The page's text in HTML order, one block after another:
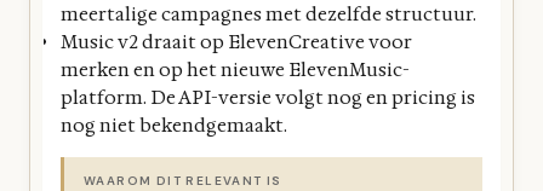
meertalige campagnes met dezelfde structuur.
Music v2 draait op ElevenCreative voor
merken en op het nieuwe ElevenMusic-
platform. De API-versie volgt nog en pricing is
nog niet bekendgemaakt.
WAAROM DIT RELEVANT IS